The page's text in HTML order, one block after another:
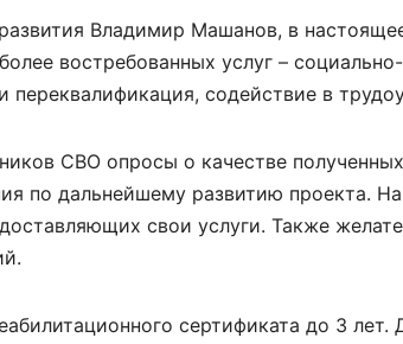
Владимир Машанов, в
востребованных услуг – социально-
содействие в
СВО опросы о качестве
по дальнейшему развитию проекта.
свои услуги. Также
сертификата до 3 лет.